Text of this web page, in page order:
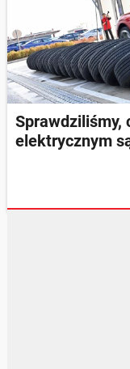
Sprawdziliśmy,
elektrycznym